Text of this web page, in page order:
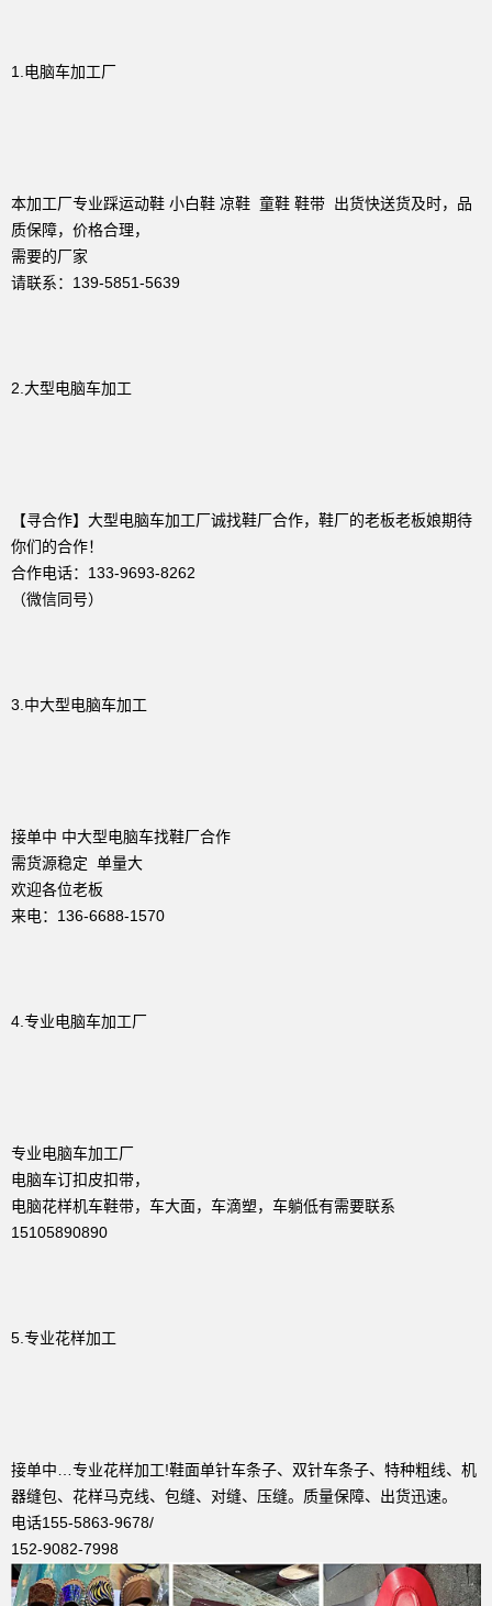
1.电脑车加工厂
本加工厂专业踩运动鞋 小白鞋 凉鞋 童鞋 鞋带 出货快送货及时，品
质保障，价格合理，
需要的厂家
请联系：139-5851-5639
2.大型电脑车加工
【寻合作】大型电脑车加工厂诚找鞋厂合作，鞋厂的老板老板娘期待
你们的合作！
合作电话：133-9693-8262
（微信同号）
3.中大型电脑车加工
接单中 中大型电脑车找鞋厂合作
需货源稳定 单量大
欢迎各位老板
来电：136-6688-1570
4.专业电脑车加工厂
专业电脑车加工厂
电脑车订扣皮扣带，
电脑花样机车鞋带，车大面，车滴塑，车躺低有需要联系
15105890890
5.专业花样加工
接单中…专业花样加工!鞋面单针车条子、双针车条子、特种粗线、机
器缝包、花样马克线、包缝、对缝、压缝。质量保障、出货迅速。
电话155-5863-9678/
152-9082-7998